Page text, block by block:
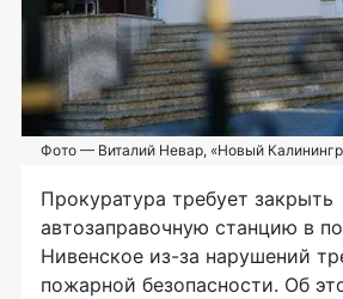
Фото — Виталий Невар, «Новый
Прокуратура требует закрыть
автозаправочную станцию в
Нивенское из-за нарушений
пожарной безопасности. Об